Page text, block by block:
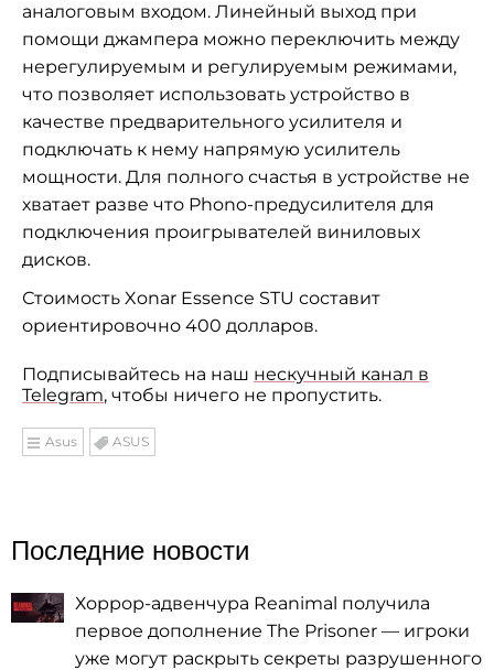
аналоговым входом. Линейный выход при
помощи джампера можно переключить между
нерегулируемым и регулируемым режимами,
что позволяет использовать устройство в
качестве предварительного усилителя и
подключать к нему напрямую усилитель
мощности. Для полного счастья в устройстве не
хватает разве что Phono-предусилителя для
подключения проигрывателей виниловых
дисков.
Стоимость Xonar Essence STU составит
ориентировочно 400 долларов.
Подписывайтесь на наш нескучный канал в
Telegram, чтобы ничего не пропустить.
Asus ASUS
Последние новости
Хоррор-адвенчура Reanimal получила
первое дополнение The Prisoner — игроки
уже могут раскрыть секреты разрушенного